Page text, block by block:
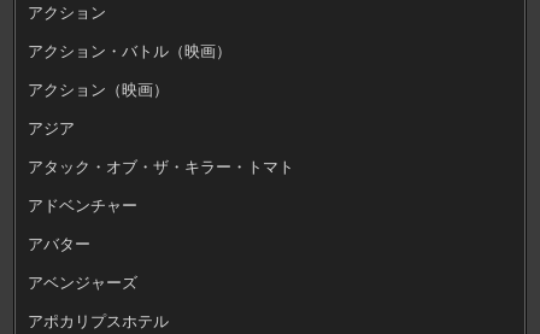
アクション
アクション・バトル（映画）
アクション（映画）
アジア
アタック・オブ・ザ・キラー・トマト
アドベンチャー
アバター
アベンジャーズ
アポカリプスホテル